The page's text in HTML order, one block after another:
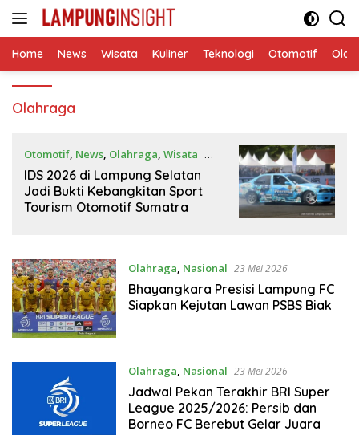
Langsung
Home News Wisata Kuliner Teknologi Otomotif
Olahraga
Otomotif, News, Olahraga, Wisata 25
Mei 2026
IDS 2026 di Lampung Selatan
Jadi Bukti Kebangkitan Sport
Tourism Otomotif Sumatra
Olahraga, Nasional 23 Mei 2026
Bhayangkara Presisi Lampung FC
Siapkan Kejutan Lawan PSBS Biak
Olahraga, Nasional 23 Mei 2026
Jadwal Pekan Terakhir BRI Super
League 2025/2026: Persib dan
Borneo FC Berebut Gelar Juara